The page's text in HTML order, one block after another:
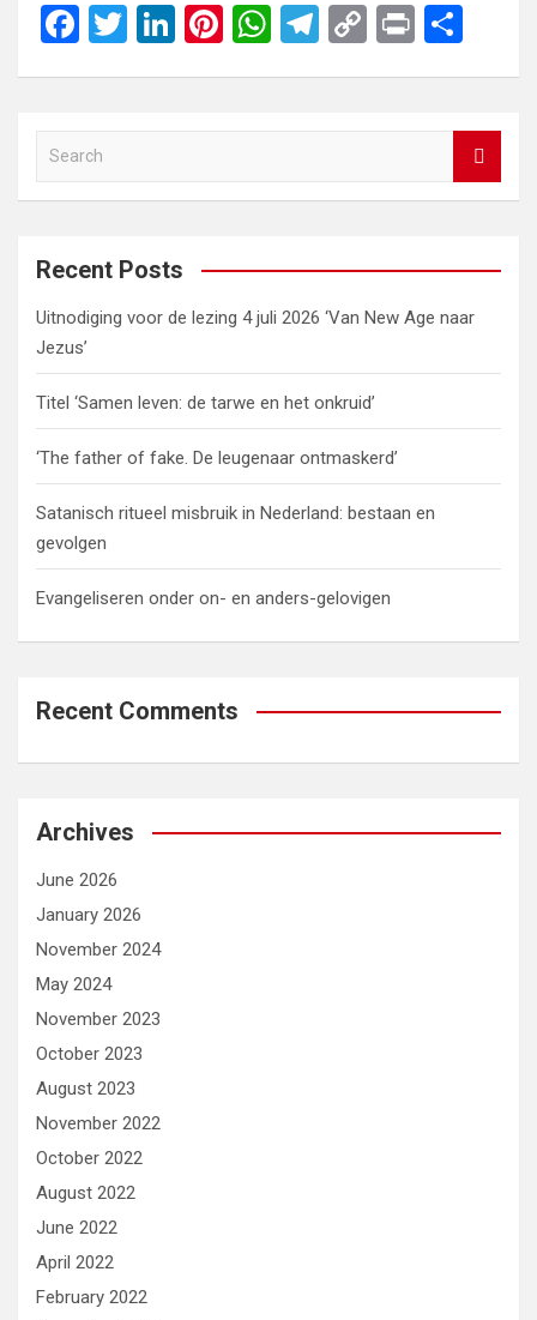
F
b
o
o
k
T
Li
Pi W
p
T
m
C
k
Pr
e
a
c
Recent Posts
Uitnodiging voor de lezing 4 juli 2026 ‘Van New Age naar
Jezus’
Titel ‘Samen leven: de tarwe en het onkruid’
‘The father of fake. De leugenaar ontmaskerd’
Satanisch ritueel misbruik in Nederland: bestaan en
gevolgen
Evangeliseren onder on- en anders-gelovigen
Recent Comments
Archives
June 2026
January 2026
November 2024
May 2024
November 2023
October 2023
August 2023
November 2022
October 2022
August 2022
June 2022
April 2022
February 2022